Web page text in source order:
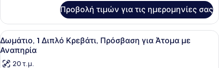
με
Καναπέ-
Κρεβάτι
1
Διπλό
Κρεβάτι
με
Καναπέ-
Κρεβάτι
Προβολή τιμών για τις ημερομηνίες σας
Προβολή
όλων
των
Κλινοσκεπάσματα υψηλής
12
Δωμάτιο, 1 Διπλό Κρεβάτι, Πρόσβαση για Άτομα με
Αναπηρία
20 τ.μ.